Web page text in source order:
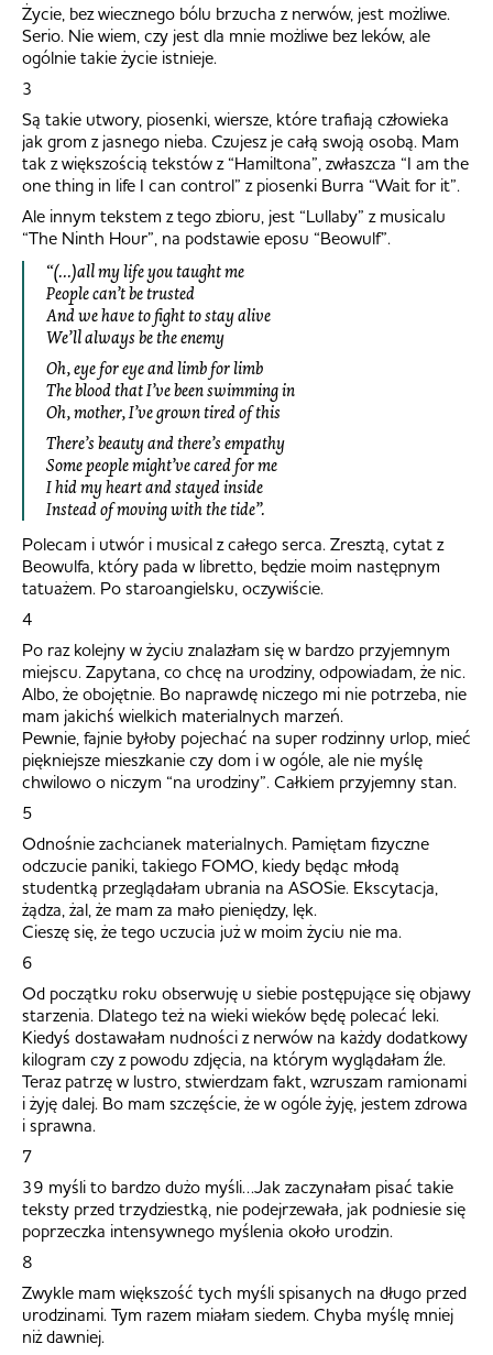
Życie, bez wiecznego bólu brzucha z nerwów, jest możliwe.
Serio. Nie wiem, czy jest dla mnie możliwe bez leków, ale
ogólnie takie życie istnieje.
3
Są takie utwory, piosenki, wiersze, które trafiają człowieka
jak grom z jasnego nieba. Czujesz je całą swoją osobą. Mam
tak z większością tekstów z “Hamiltona”, zwłaszcza “I am the
one thing in life I can control” z piosenki Burra “Wait for it”.
Ale innym tekstem z tego zbioru, jest “Lullaby” z musicalu
“The Ninth Hour”, na podstawie eposu “Beowulf”.
“(…)all my life you taught me
People can’t be trusted
And we have to fight to stay alive
We’ll always be the enemy
Oh, eye for eye and limb for limb
The blood that I’ve been swimming in
Oh, mother, I’ve grown tired of this
There’s beauty and there’s empathy
Some people might’ve cared for me
I hid my heart and stayed inside
Instead of moving with the tide”.
Polecam i utwór i musical z całego serca. Zresztą, cytat z
Beowulfa, który pada w libretto, będzie moim następnym
tatuażem. Po staroangielsku, oczywiście.
4
Po raz kolejny w życiu znalazłam się w bardzo przyjemnym
miejscu. Zapytana, co chcę na urodziny, odpowiadam, że nic.
Albo, że obojętnie. Bo naprawdę niczego mi nie potrzeba, nie
mam jakichś wielkich materialnych marzeń.
Pewnie, fajnie byłoby pojechać na super rodzinny urlop, mieć
piękniejsze mieszkanie czy dom i w ogóle, ale nie myślę
chwilowo o niczym “na urodziny”. Całkiem przyjemny stan.
5
Odnośnie zachcianek materialnych. Pamiętam fizyczne
odczucie paniki, takiego FOMO, kiedy będąc młodą
studentką przeglądałam ubrania na ASOSie. Ekscytacja,
żądza, żal, że mam za mało pieniędzy, lęk.
Cieszę się, że tego uczucia już w moim życiu nie ma.
6
Od początku roku obserwuję u siebie postępujące się objawy
starzenia. Dlatego też na wieki wieków będę polecać leki.
Kiedyś dostawałam nudności z nerwów na każdy dodatkowy
kilogram czy z powodu zdjęcia, na którym wyglądałam źle.
Teraz patrzę w lustro, stwierdzam fakt, wzruszam ramionami
i żyję dalej. Bo mam szczęście, że w ogóle żyję, jestem zdrowa
i sprawna.
7
39 myśli to bardzo dużo myśli…Jak zaczynałam pisać takie
teksty przed trzydziestką, nie podejrzewała, jak podniesie się
poprzeczka intensywnego myślenia około urodzin.
8
Zwykle mam większość tych myśli spisanych na długo przed
urodzinami. Tym razem miałam siedem. Chyba myślę mniej
niż dawniej.